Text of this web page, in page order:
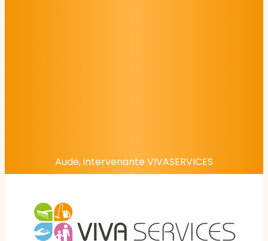
Aude, intervenante VIVASERVICES